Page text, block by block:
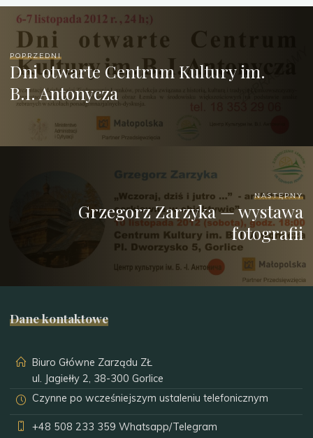
POPRZEDNI
Dni otwarte Centrum Kultury im.
B.I. Antonycza
NASTĘPNY
Grzegorz Zarzyka — wystawa
fotografii
Dane kontaktowe
Biuro Główne Zarządu ZŁ
ul. Jagiełły 2, 38-300 Gorlice
Czynne po wcześniejszym ustaleniu telefonicznym
+48 508 233 359 Whatsapp/Telegram